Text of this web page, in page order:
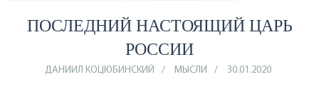
ПОСЛЕДНИЙ НАСТОЯЩИЙ ЦАРЬ
РОССИИ
ДАНИИЛ КОЦЮБИНСКИЙ МЫСЛИ 30.01.2020